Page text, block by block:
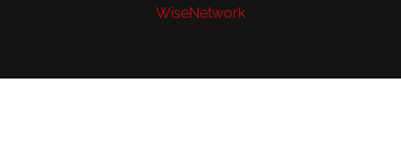
WiseNetwork